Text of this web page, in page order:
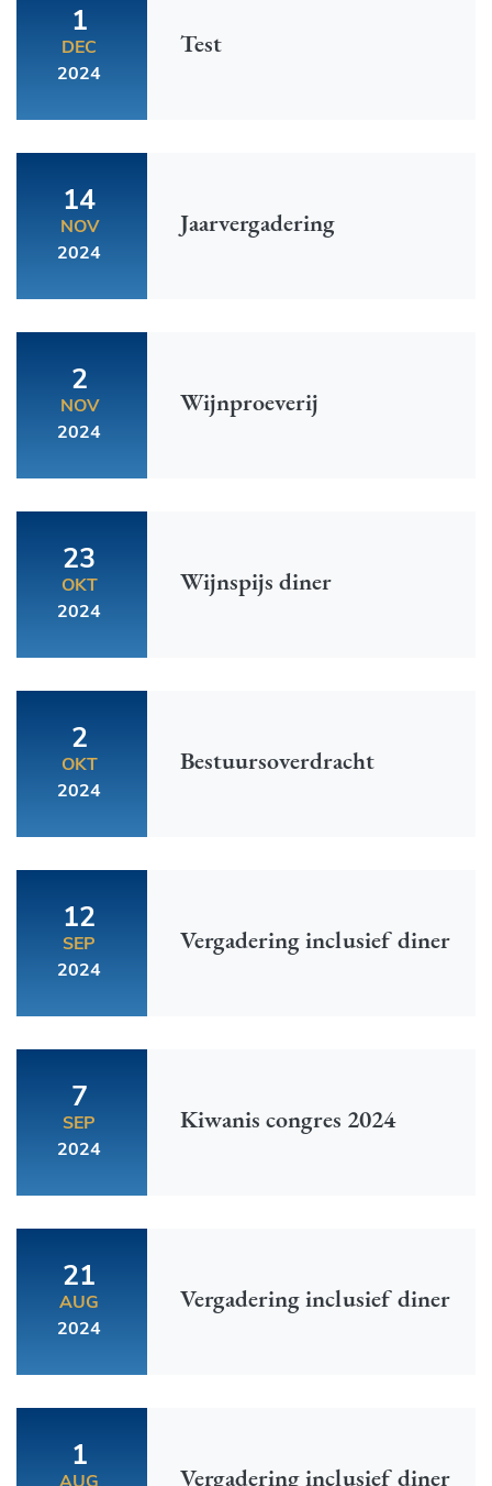
1
DEC
2024
Test
14
NOV
2024
Jaarvergadering
2
NOV
2024
Wijnproeverij
23
OKT
2024
Wijnspijs diner
2
OKT
2024
Bestuursoverdracht
12
SEP
2024
Vergadering inclusief diner
7
SEP
2024
Kiwanis congres 2024
21
AUG
2024
Vergadering inclusief diner
1
Vergadering inclusief diner